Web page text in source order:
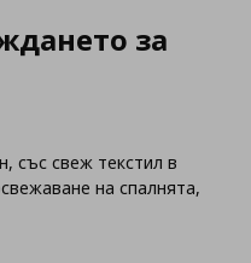
за
със свеж текстил в
на спалнята,